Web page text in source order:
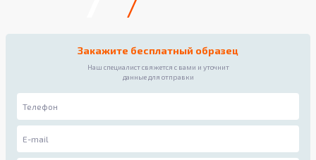
Закажите бесплатный образец
Наш специалист свяжется с вами и уточнит
данные для отправки